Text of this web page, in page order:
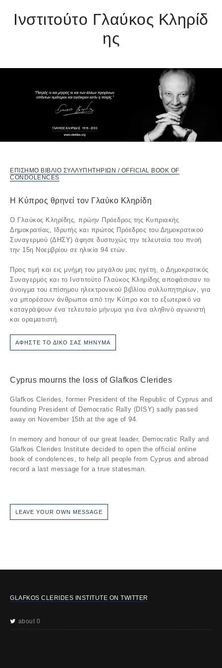
Ινστιτούτο Γλαύκος Κληρίδ
ης
ΕΠΙΣΗΜΟ ΒΙΒΛΙΟ ΣΥΛΛΥΠΗΤΗΡΙΩΝ / OFFICIAL BOOK OF
CONDOLENCES
Η Κύπρος θρηνεί τον Γλαύκο Κληρίδη
Ο Γλαύκος Κληρίδης, πρώην Πρόεδρος της Κυπριακής
Δημοκρατίας, Ιδρυτής και πρώτος Πρόεδρος του Δημοκρατικού
Συναγερμού (ΔΗΣΥ) άφησε δυστυχώς την τελευταία του πνοή
την 15η Νοεμβρίου σε ηλικία 94 ετών.
Προς τιμή και εις μνήμη του μεγάλου μας ηγέτη, ο Δημοκρατικός
Συναγερμός και το Ινστιτούτο Γλαύκος Κληρίδης αποφάσισαν το
άνοιγμα του επίσημου ηλεκτρονικού βιβλίου συλλυπητηρίων, για
να μπορέσουν άνθρωποι από την Κύπρο και το εξωτερικό να
καταγράψουν ένα τελευταίο μήνυμα για ένα αληθινό αγωνιστή
και οραματιστή.
ΑΦΗΣΤΕ ΤΟ ΔΙΚΟ ΣΑΣ ΜΗΝΥΜΑ
Cyprus mourns the loss of Glafkos Clerides
Glafkos Clerides, former President of the Republic of Cyprus and
founding President of Democratic Rally (DISY) sadly passed
away on November 15th at the age of 94.
In memory and honour of our great leader, Democratic Rally and
Glafkos Clerides Institute decided to open the official online
book of condolences, to help all people from Cyprus and abroad
record a last message for a true statesman.
LEAVE YOUR OWN MESSAGE
GLAFKOS CLERIDES INSTITUTE ON TWITTER
about 0